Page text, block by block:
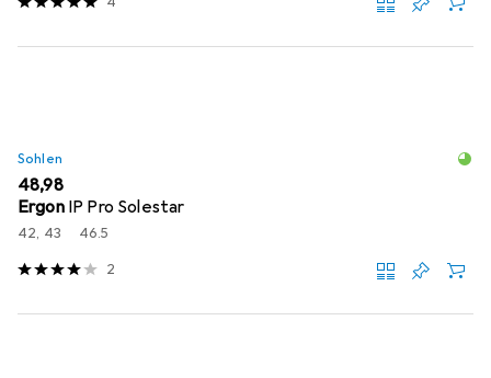
Sohlen
EUR
48,98
Ergon IP Pro Solestar
42, 43 46.5
2